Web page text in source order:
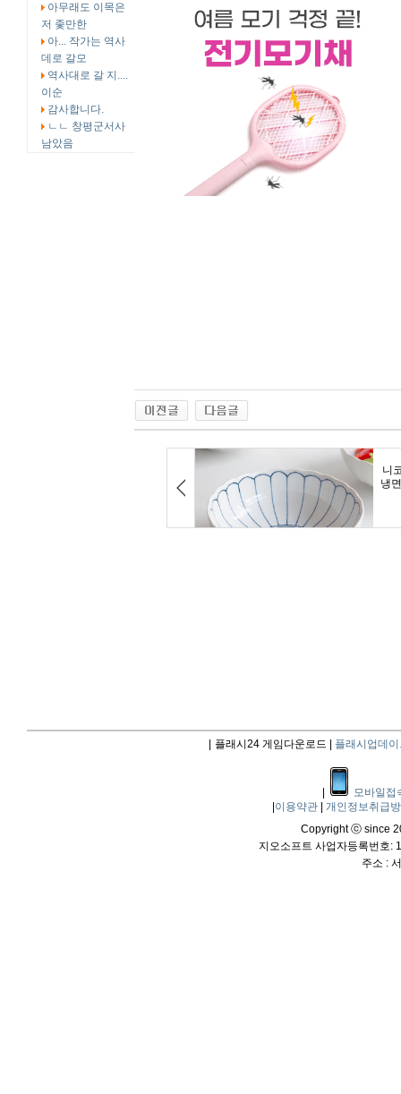
아무래도 이목은
저 좇만한
아... 작가는 역사
데로 갈모
역사대로 갈 지....
이순
감사합니다.
ㄴㄴ 창평군서사
남았음
플래시24 게임다운로드 | 플래시업데이
모바일접
이용약관
개인정보취급
Copyright ⓒ since
지오소프트 사업자등록번호:
주소 :